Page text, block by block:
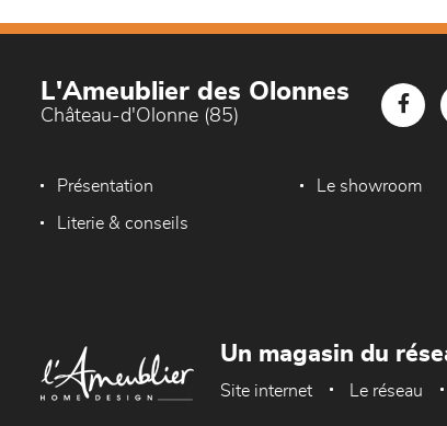
L'Ameublier des Olonnes
Château-d'Olonne (85)
Présentation Le showroom
Literie & conseils
Un magasin du
Site internet Le réseau